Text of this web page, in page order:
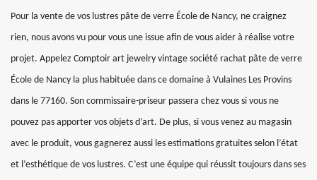
Pour la vente de vos lustres pâte de verre École de Nancy, ne craignez
rien, nous avons vu pour vous une issue afin de vous aider à réalise votre
projet. Appelez Comptoir art jewelry vintage société rachat pâte de verre
École de Nancy la plus habituée dans ce domaine à Vulaines Les Provins
dans le 77160. Son commissaire-priseur passera chez vous si vous ne
pouvez pas apporter vos objets d’art. De plus, si vous venez au magasin
avec le produit, vous gagnerez aussi les estimations gratuites selon l’état
et l’esthétique de vos lustres. C’est une équipe qui réussit toujours dans ses